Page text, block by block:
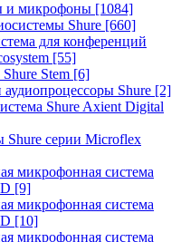
и микрофоны [1084]
Shure [660]
для конференций
[55]
Stem [6]
Shure [2]
Shure Axient Digital
серии Microflex
микрофонная система
[9]
микрофонная система
[10]
микрофонная система